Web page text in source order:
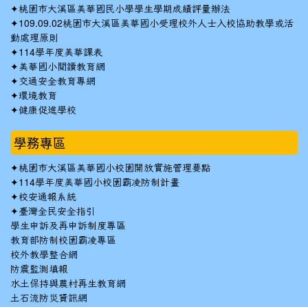
✦桃園市大溪區美華國民小學學生學期成績評量辦法
✦109.09.02桃園市大溪區美華國小受理校外人士入校協助教學或活
動處理原則
✦114學年度美華課表
✦美華國小閱讀教育網
✦ 交通安全教育專網
✦環境教育
✦健康促進學校
學務專區
✦桃園市大溪區美華國小校園開放實施管理要點
✦114學年度美華國小校園霸凌防制計畫
✦校安通報系統
✦臺灣全民安全指引
學生申訴及再申訴制度專區
教育部防制校園霸凌專區
校外教學整合網
防震監測填報
水土保持與農村再生教育網
土石流防災資訊網